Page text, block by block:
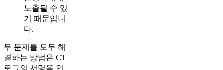
노출될 수 있
기 때문입니
다.
두 문제를 모두 해
결하는 방법은 CT
로그의 서명을 인